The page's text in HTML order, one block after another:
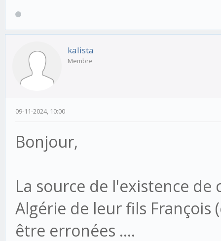
kalista
Membre
09-11-2024, 10:00
Bonjour,
La source de l'existence de
Algérie de leur fils François
être erronées ....